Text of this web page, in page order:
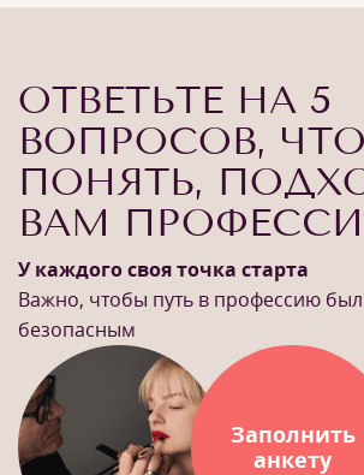
ОТВЕТЬТЕ НА 5
ВОПРОСОВ,
ПОНЯТЬ,
ВАМ
У каждого своя точка старта
Важно, чтобы путь в профессию
безопасным
Заполнить
анкету